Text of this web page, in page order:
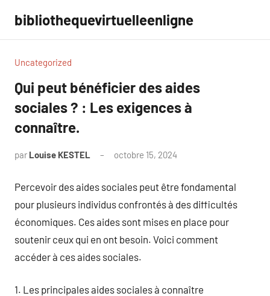
contenu
bibliothequevirtuelleenligne
Uncategorized
Qui peut bénéficier des aides
sociales ? : Les exigences à
connaître.
par Louise KESTEL octobre 15, 2024
Percevoir des aides sociales peut être fondamental
pour plusieurs individus confrontés à des difficultés
économiques. Ces aides sont mises en place pour
soutenir ceux qui en ont besoin. Voici comment
accéder à ces aides sociales.
1. Les principales aides sociales à connaître